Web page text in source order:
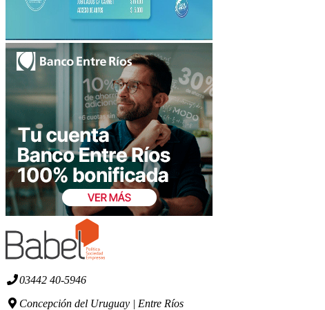
03442 40-5946
Concepción del Uruguay | Entre Ríos